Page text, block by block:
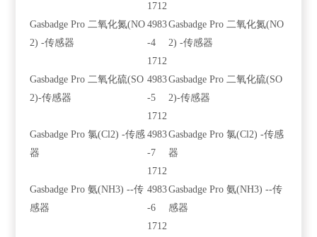
Gasbadge Pro 二氧化氮(NO
2) -传感器
1712
4983
-4
Gasbadge Pro 二氧化氮(NO
2) -传感器
Gasbadge Pro 二氧化硫(SO
2)-传感器
1712
4983
-5
Gasbadge Pro 二氧化硫(SO
2)-传感器
Gasbadge Pro 氯(Cl2) -传感
器
1712
4983
-7
Gasbadge Pro 氯(Cl2) -传感
器
Gasbadge Pro 氨(NH3) --传
感器
1712
4983
-6
Gasbadge Pro 氨(NH3) --传
感器
1712